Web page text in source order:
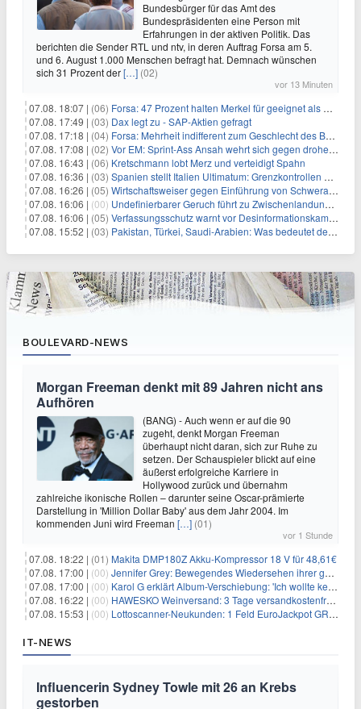
Bundesbürger für das Amt des
Bundespräsidenten eine Person mit
Erfahrungen in der aktiven Politik. Das
berichten die Sender RTL und ntv, in deren Auftrag Forsa am 5.
und 6. August 1.000 Menschen befragt hat. Demnach wünschen
sich 31 Prozent der[…] (02)
vor 13 Minuten
07.08. 18:07 | (06) Forsa: 47 Prozent halten Merkel für geeignet als Bundespräsidentin
07.08. 17:49 | (03) Dax legt zu - SAP-Aktien gefragt
07.08. 17:18 | (04) Forsa: Mehrheit indifferent zum Geschlecht des Bundespräsidenten
07.08. 17:08 | (02) Vor EM: Sprint-Ass Ansah wehrt sich gegen drohende Sperre
07.08. 16:43 | (06) Kretschmann lobt Merz und verteidigt Spahn
07.08. 16:36 | (03) Spanien stellt Italien Ultimatum: Grenzkontrollen beenden
07.08. 16:26 | (05) Wirtschaftsweiser gegen Einführung von Schwerarbeiter-Rente
07.08. 16:06 | (00) Undefinierbarer Geruch führt zu Zwischenlandung von Flieger
07.08. 16:06 | (05) Verfassungsschutz warnt vor Desinformationskampagne gegen Merz
07.08. 15:52 | (03) Pakistan, Türkei, Saudi-Arabien: Was bedeutet der neue Pakt?
BOULEVARD-NEWS
Morgan Freeman denkt mit 89 Jahren nicht ans
Aufhören
(BANG) - Auch wenn er auf die 90
zugeht, denkt Morgan Freeman
überhaupt nicht daran, sich zur Ruhe zu
setzen. Der Schauspieler blickt auf eine
äußerst erfolgreiche Karriere in
Hollywood zurück und übernahm
zahlreiche ikonische Rollen – darunter seine Oscar-prämierte
Darstellung in 'Million Dollar Baby' aus dem Jahr 2004. Im
kommenden Juni wird Freeman […] (01)
vor 1 Stunde
07.08. 18:22 | (01) Makita DMP180Z Akku-Kompressor 18 V für 48,61€
07.08. 17:00 | (00) Jennifer Grey: Bewegendes Wiedersehen ihrer geschiedenen Eltern kurz vor dem Tod ihrer Mutter
07.08. 17:00 | (00) Karol G erklärt Album-Verschiebung: 'Ich wollte keine persönliche Situation ausnutzen'
07.08. 16:22 | (00) HAWESKO Weinversand: 3 Tage versandkostenfrei bestellen (MBW 25€)
07.08. 15:53 | (00) Lottoscanner-Neukunden: 1 Feld EuroJackpot GRATIS spielen
IT-NEWS
Influencerin Sydney Towle mit 26 an Krebs
gestorben